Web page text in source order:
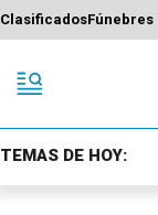
ClasificadosFúnebres
TEMAS DE HOY: